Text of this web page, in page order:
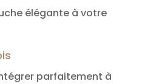
élégante à votre
parfaitement à